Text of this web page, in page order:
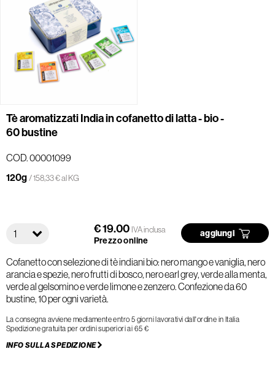
Tè aromatizzati India in cofanetto di latta - bio -
60 bustine
COD. 00001099
120g/ 158,33 € al KG
1 € 19.00 IVA inclusa
Prezzo online
aggiungi
Cofanetto con selezione di tè indiani bio: nero mango e vaniglia, nero
arancia e spezie, nero frutti di bosco, nero earl grey, verde alla menta,
verde al gelsomino e verde limone e zenzero. Confezione da 60
bustine, 10 per ogni varietà.
La consegna avviene mediamente entro 5 giorni lavorativi dall'ordine in Italia
Spedizione gratuita per ordini superiori ai 65 €
INFO SULLA SPEDIZIONE